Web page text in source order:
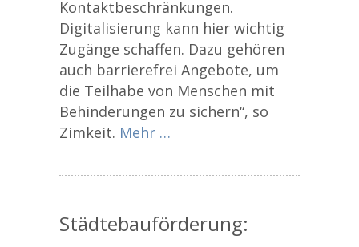
Kontaktbeschränkungen.
Digitalisierung kann hier wichtig
Zugänge schaffen. Dazu gehören
auch barrierefrei Angebote, um
die Teilhabe von Menschen mit
Behinderungen zu sichern“, so
Zimkeit. Mehr …
Städtebauförderung: